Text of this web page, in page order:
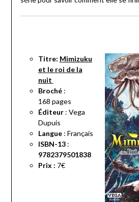
Titre: Mimizuku
et le roi de la
nuit
Broché:
168 pages
Éditeur: Vega
Dupuis
Langue: Français
ISBN-13:
9782379501838
Prix : 7€